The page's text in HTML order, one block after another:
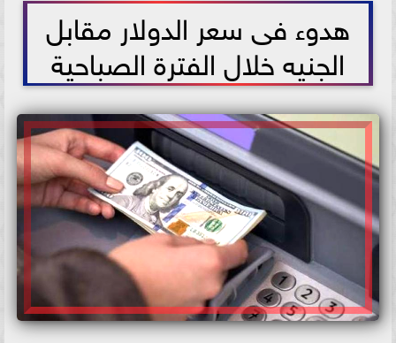
هدوء فى سعر الدولار مقابل
الجنيه خلال الفترة الصباحية